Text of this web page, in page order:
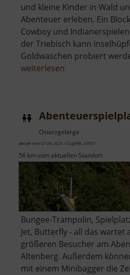
und kleine Kinder in Wald
Abenteuer erleben. Ein
Cowboy und
der Triebisch kann
Goldwaschen probiert
weiterlesen
Osterzgebirge
aktuell vom 07.06.2026 / Zugriffe: 20937
56 km vom aktuellen Standort
Bungee-Trampolin,
Jet, Butterfly - all das wartet
größeren Besucher am
Altenberg. Außerdem
mit einem Minibagger die